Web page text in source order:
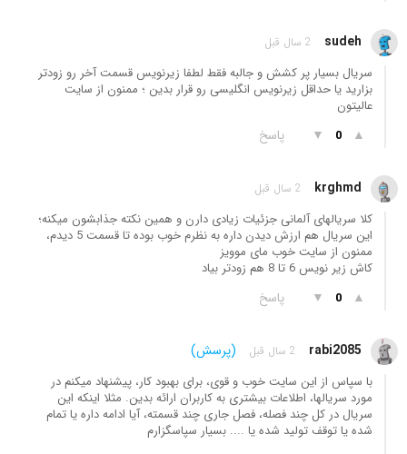
sudeh 2 سال قبل
سریال بسیار پر کشش و جالبه فقط لطفا زیرنویس قسمت آخر رو زودتر
بزارید یا حداقل زیرنویس انگلیسی رو قرار بدین ؛ ممنون از سایت
عالیتون
▲
0
▼ پاسخ
krghmd 2 سال قبل
کلا سریالهای آلمانی جزئیات زیادی دارن و همین نکته جذابشون میکنه؛
این سریال هم ارزش دیدن داره به نظرم خوب بوده تا قسمت 5 دیدم،
ممنون از سایت خوب مای موویز
کاش زیر نویس 6 تا 8 هم زودتر بیاد
▲
0
▼ پاسخ
rabi2085 2 سال قبل (پرسش)
با سپاس از این سایت خوب و قوی، برای بهبود کار، پیشنهاد میکنم در
مورد سریالها، اطلاعات بیشتری به کاربران ارائه بدین. مثلا اینکه این
سریال در کل چند فصله، فصل جاری چند قسمته، آیا ادامه داره یا تمام
شده یا توقف تولید شده یا .... بسیار سپاسگزارم